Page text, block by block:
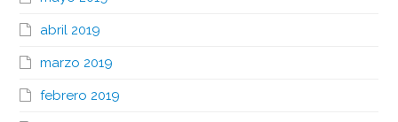
abril 2019
marzo 2019
febrero 2019